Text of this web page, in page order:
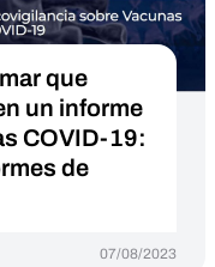
que
un informe
COVID-19:
de
07/08/2023